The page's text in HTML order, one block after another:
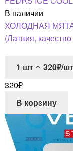
В наличии
ХОЛОДНАЯ МЯТА
(Латвия,
1 шт
320₽/
320₽
В корзину